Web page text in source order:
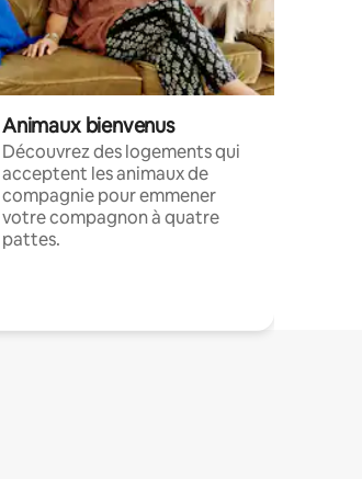
Animaux bienvenus
Découvrez des logements qui
acceptent les animaux de
compagnie pour emmener
votre compagnon à quatre
pattes.